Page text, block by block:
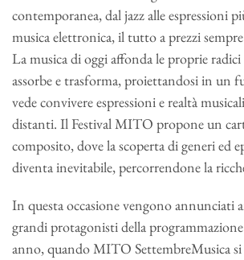
contemporanea, dal jazz alle espressioni
musica elettronica, il tutto a prezzi
La musica di oggi affonda le proprie radici
assorbe e trasforma, proiettandosi in un
vede convivere espressioni e realtà
distanti. Il Festival MITO propone un
composito, dove la scoperta di generi ed
diventa inevitabile, percorrendone la
In questa occasione vengono annunciati
grandi protagonisti della
anno, quando MITO SettembreMusica